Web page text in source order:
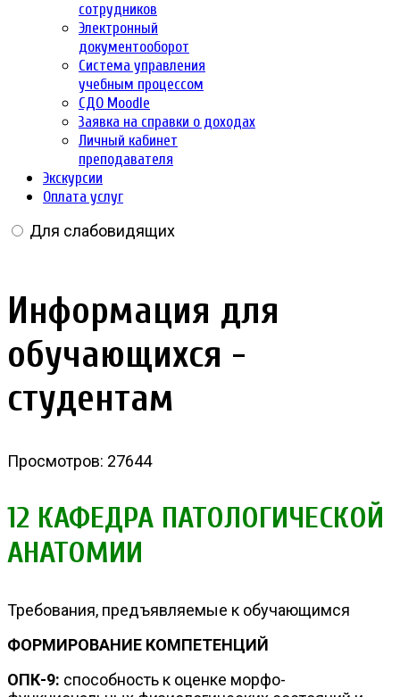
сотрудников
Электронный
документооборот
Система управления
учебным процессом
СДО Moodle
Заявка на справки о доходах
Личный кабинет
преподавателя
Экскурсии
Оплата услуг
Для слабовидящих
Информация для
обучающихся -
студентам
Просмотров: 27644
12 КАФЕДРА ПАТОЛОГИЧЕСКОЙ
АНАТОМИИ
Требования, предъявляемые к обучающимся
ФОРМИРОВАНИЕ КОМПЕТЕНЦИЙ
ОПК-9: способность к оценке морфо-